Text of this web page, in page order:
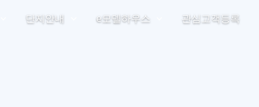
단지안내 e모델하우스 관심고객등록